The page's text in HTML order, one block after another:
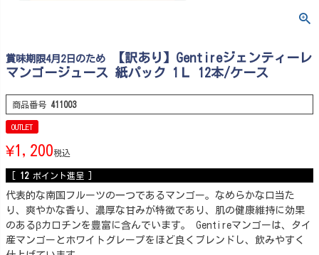
賞味期限4月2日のため
【訳あり】Gentireジェンティーレ
マンゴージュース 紙パック 1Ｌ 12本/ケース
商品番号 411003
OUTLET
¥1,200税込
12 ポイント進呈 ]
代表的な南国フルーツの一つであるマンゴー。なめらかな口当た
り、爽やかな香り、濃厚な甘みが特徴であり、肌の健康維持に効果
のあるβカロチンを豊富に含んでいます。 Gentireマンゴーは、タイ
産マンゴーとホワイトグレープをほど良くブレンドし、飲みやすく